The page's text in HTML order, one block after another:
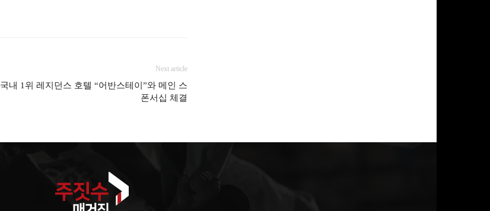
Next article
국내 1위 레지던스 호텔 “어반스테이”와 메인 스
폰서십 체결